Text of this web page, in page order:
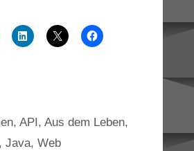
, API , Aus dem Leben,
Java, Web